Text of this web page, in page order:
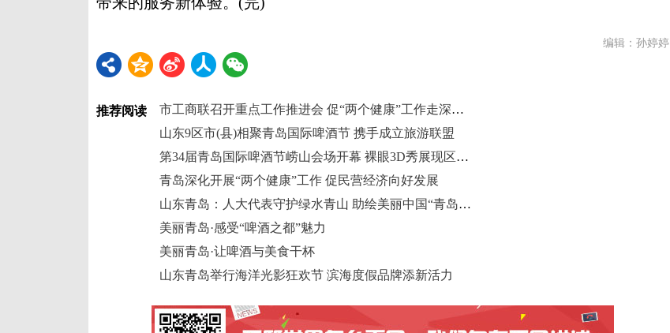
编辑：孙婷婷
推荐阅读
市工商联召开重点工作推进会 促“两个健康”工作走深走实
山东9区市(县)相聚青岛国际啤酒节 携手成立旅游联盟
第34届青岛国际啤酒节崂山会场开幕 裸眼3D秀展现区域活力
青岛深化开展“两个健康”工作 促民营经济向好发展
山东青岛：人大代表守护绿水青山 助绘美丽中国“青岛画卷”
美丽青岛·感受“啤酒之都”魅力
美丽青岛·让啤酒与美食干杯
山东青岛举行海洋光影狂欢节 滨海度假品牌添新活力